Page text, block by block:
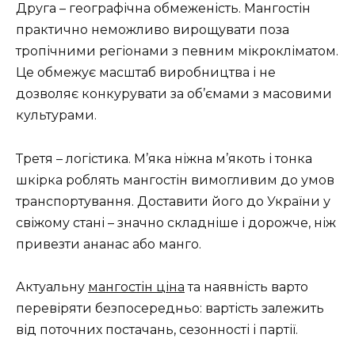
Друга – географічна обмеженість. Мангостін
практично неможливо вирощувати поза
тропічними регіонами з певним мікрокліматом.
Це обмежує масштаб виробництва і не
дозволяє конкурувати за об’ємами з масовими
культурами.
Третя – логістика. М’яка ніжна м’якоть і тонка
шкірка роблять мангостін вимогливим до умов
транспортування. Доставити його до України у
свіжому стані – значно складніше і дорожче, ніж
привезти ананас або манго.
Актуальну мангостін ціна та наявність варто
перевіряти безпосередньо: вартість залежить
від поточних постачань, сезонності і партії.